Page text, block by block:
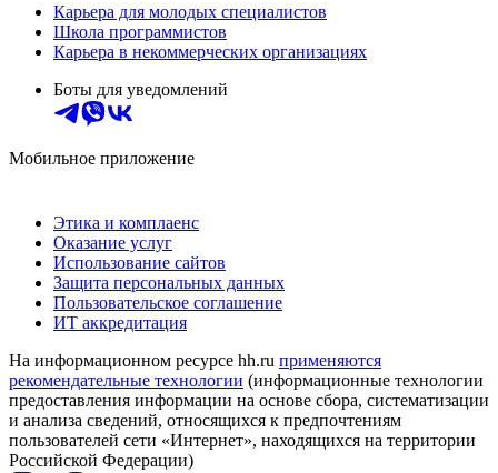
Карьера для молодых специалистов
Школа программистов
Карьера в некоммерческих организациях
Боты для уведомлений
Мобильное приложение
Этика и комплаенс
Оказание услуг
Использование сайтов
Защита персональных данных
Пользовательское соглашение
ИТ аккредитация
На информационном ресурсе hh.ru применяются
рекомендательные технологии (информационные технологии
предоставления информации на основе сбора, систематизации
и анализа сведений, относящихся к предпочтениям
пользователей сети «Интернет», находящихся на территории
Российской Федерации)